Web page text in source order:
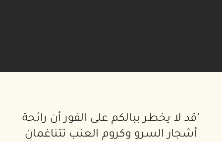
'قد لا يخطر ببالكم على الفور أن رائحة
أشجار السرو وكروم العنب تتناغمان